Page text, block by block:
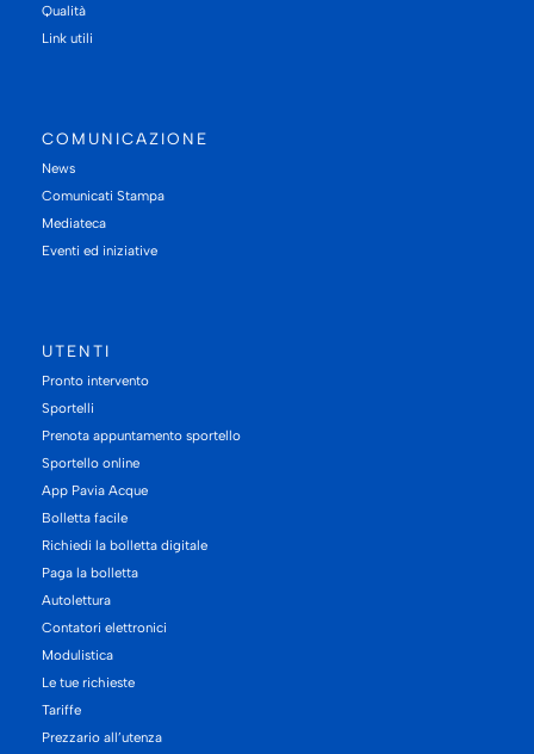
Qualità
Link utili
COMUNICAZIONE
News
Comunicati Stampa
Mediateca
Eventi ed iniziative
UTENTI
Pronto intervento
Sportelli
Prenota appuntamento sportello
Sportello online
App Pavia Acque
Bolletta facile
Richiedi la bolletta digitale
Paga la bolletta
Autolettura
Contatori elettronici
Modulistica
Le tue richieste
Tariffe
Prezzario all’utenza